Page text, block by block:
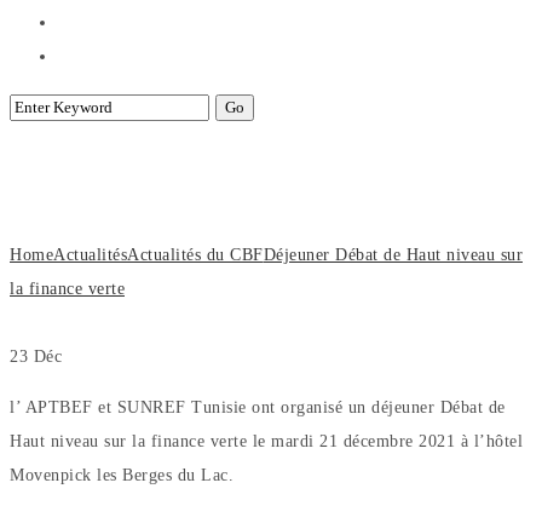
HomeActualitésActualités du CBFDéjeuner Débat de Haut niveau sur
la finance verte
23 Déc
l’ APTBEF et SUNREF Tunisie ont organisé un déjeuner Débat de
Haut niveau sur la finance verte le mardi 21 décembre 2021 à l’hôtel
Movenpick les Berges du Lac.